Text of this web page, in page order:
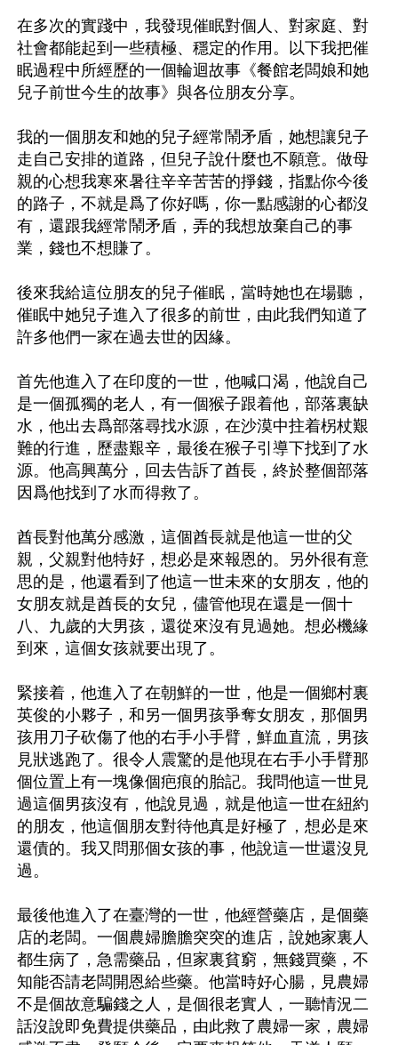
在多次的實踐中，我發現催眠對個人、對家庭、對
社會都能起到一些積極、穩定的作用。以下我把催
眠過程中所經歷的一個輪迴故事《餐館老闆娘和她
兒子前世今生的故事》與各位朋友分享。
我的一個朋友和她的兒子經常鬧矛盾，她想讓兒子
走自己安排的道路，但兒子說什麼也不願意。做母
親的心想我寒來暑往辛辛苦苦的掙錢，指點你今後
的路子，不就是爲了你好嗎，你一點感謝的心都沒
有，還跟我經常鬧矛盾，弄的我想放棄自己的事
業，錢也不想賺了。
後來我給這位朋友的兒子催眠，當時她也在場聽，
催眠中她兒子進入了很多的前世，由此我們知道了
許多他們一家在過去世的因緣。
首先他進入了在印度的一世，他喊口渴，他說自己
是一個孤獨的老人，有一個猴子跟着他，部落裏缺
水，他出去爲部落尋找水源，在沙漠中拄着柺杖艱
難的行進，歷盡艱辛，最後在猴子引導下找到了水
源。他高興萬分，回去告訴了酋長，終於整個部落
因爲他找到了水而得救了。
酋長對他萬分感激，這個酋長就是他這一世的父
親，父親對他特好，想必是來報恩的。另外很有意
思的是，他還看到了他這一世未來的女朋友，他的
女朋友就是酋長的女兒，儘管他現在還是一個十
八、九歲的大男孩，還從來沒有見過她。想必機緣
到來，這個女孩就要出現了。
緊接着，他進入了在朝鮮的一世，他是一個鄉村裏
英俊的小夥子，和另一個男孩爭奪女朋友，那個男
孩用刀子砍傷了他的右手小手臂，鮮血直流，男孩
見狀逃跑了。很令人震驚的是他現在右手小手臂那
個位置上有一塊像個疤痕的胎記。我問他這一世見
過這個男孩沒有，他說見過，就是他這一世在紐約
的朋友，他這個朋友對待他真是好極了，想必是來
還債的。我又問那個女孩的事，他說這一世還沒見
過。
最後他進入了在臺灣的一世，他經營藥店，是個藥
店的老闆。一個農婦膽膽突突的進店，說她家裏人
都生病了，急需藥品，但家裏貧窮，無錢買藥，不
知能否請老闆開恩給些藥。他當時好心腸，見農婦
不是個故意騙錢之人，是個很老實人，一聽情況二
話沒說即免費提供藥品，由此救了農婦一家，農婦